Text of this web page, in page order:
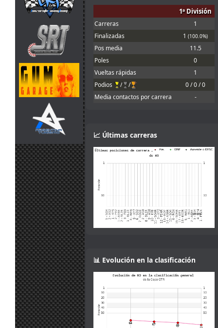
31
jul.
menjacocs:
1 segunto en el
T1 !!!!
Cameron!!!
15:04
Malavida Valdez
Mola! Nos
vemos el Lunes
30
jul.
14:14
johneysvk:
Would be good
to allow
different tyre
manufacturers
too
camtawn
Ah that makes
sense! Gracias :)
30
jul.
13:47
mitsumeku:
Yes, it isn't fully
explained in the
information. You
can lower the
brake force, but
not increase it.
Sorry.
30
jul.
13:19
camtawn:
I think the
servers want
the brake power
check disabling.
According to the
setup info,
brake power is
one of the
adjustments
allowed
29
jul.
18:36
Maxxis:
Mola, muy
buena iniciativa
!
29
jul.
Mito21:
Me gusta el
concepto
1ª División
Carreras
1
Finalizadas
1 (100.0%)
Pos media
11.5
Poles
0
Vueltas rápidas
1
Podios
/ /
0 / 0 / 0
Media contactos por carrera
-
📈 Últimas carreras
📊 Evolución en la clasificación